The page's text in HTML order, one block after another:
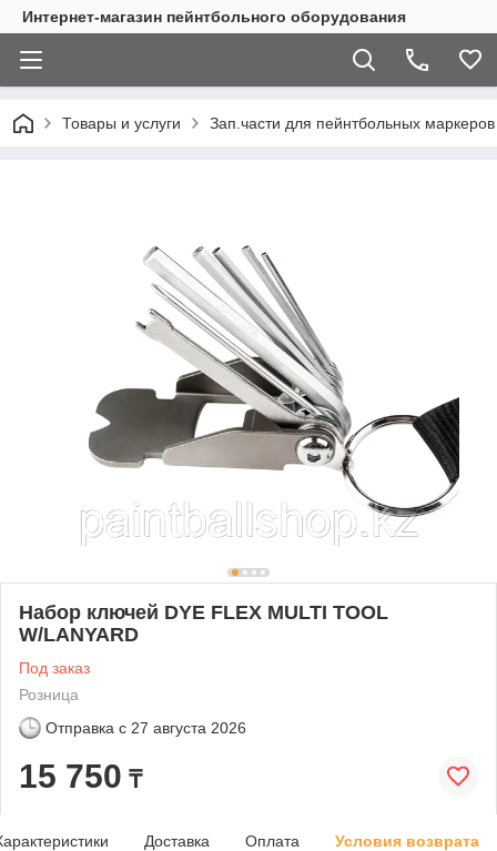
Интернет-магазин пейнтбольного оборудования
Товары и услуги Зап.части для пейнтбольных маркеров
Набор ключей DYE FLEX MULTI TOOL
W/LANYARD
Под заказ
Розница
Отправка с 27 августа 2026
15 750 ₸
Доставка Оплата Условия возврата